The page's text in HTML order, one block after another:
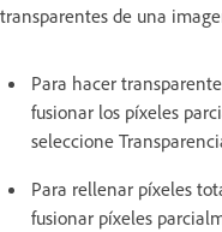
transparentes de una
Para hacer
fusionar los píxeles
seleccione
Para rellenar píxeles
fusionar píxeles